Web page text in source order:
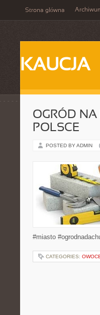
Strona główna
KAUCJA
OGRÓD
POLSCE
POSTED BY ADMIN
#miasto
CATEGORIES: